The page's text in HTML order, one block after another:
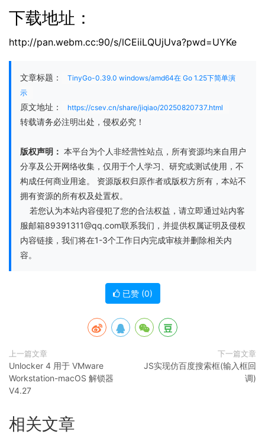
下载地址：
http://pan.webm.cc:90/s/lCEiiLQUjUva?pwd=UYKe
文章标题：
TinyGo-0.39.0 windows/amd64在 Go 1.25下简单演
示
原文地址： https://csev.cn/share/jiqiao/20250820737.html
转载请务必注明出处，侵权必究！
版权声明： 本平台为个人非经营性站点，所有资源均来自用户
分享及公开网络收集，仅用于个人学习、研究或测试使用，不
构成任何商业用途。 资源版权归原作者或版权方所有，本站不
拥有资源的所有权及处置权。
若您认为本站内容侵犯了您的合法权益，请立即通过站内客
服邮箱89391311@qq.com联系我们，并提供权属证明及侵权
内容链接，我们将在1-3个工作日内完成审核并删除相关内
容。
已赞 (0)
上一篇文章
Unlocker 4 用于 VMware
Workstation-macOS 解锁器
V4.27
下一篇文章
JS实现仿百度搜索框(输入框回
调)
相关文章